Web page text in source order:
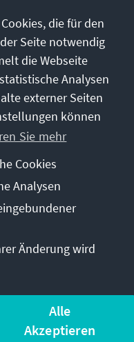
Datenschutz
Barriere melden
e.V. 2026
die für den
Seite notwendig
die Webseite
Analysen
externer Seiten
können
Sie mehr
Cookies
Analysen
Änderung wird
Alle
Akzeptieren